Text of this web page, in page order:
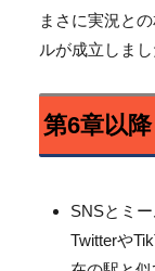
まさに実況と
ルが成立しまし
第6章以降
SNSとミ
Twitterや